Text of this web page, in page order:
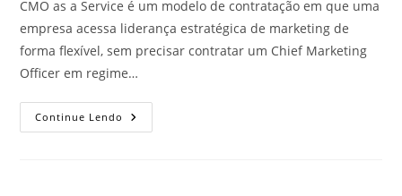
CMO as a Service é um modelo de contratação em que uma
empresa acessa liderança estratégica de marketing de
forma flexível, sem precisar contratar um Chief Marketing
Officer em regime…
Continue Lendo